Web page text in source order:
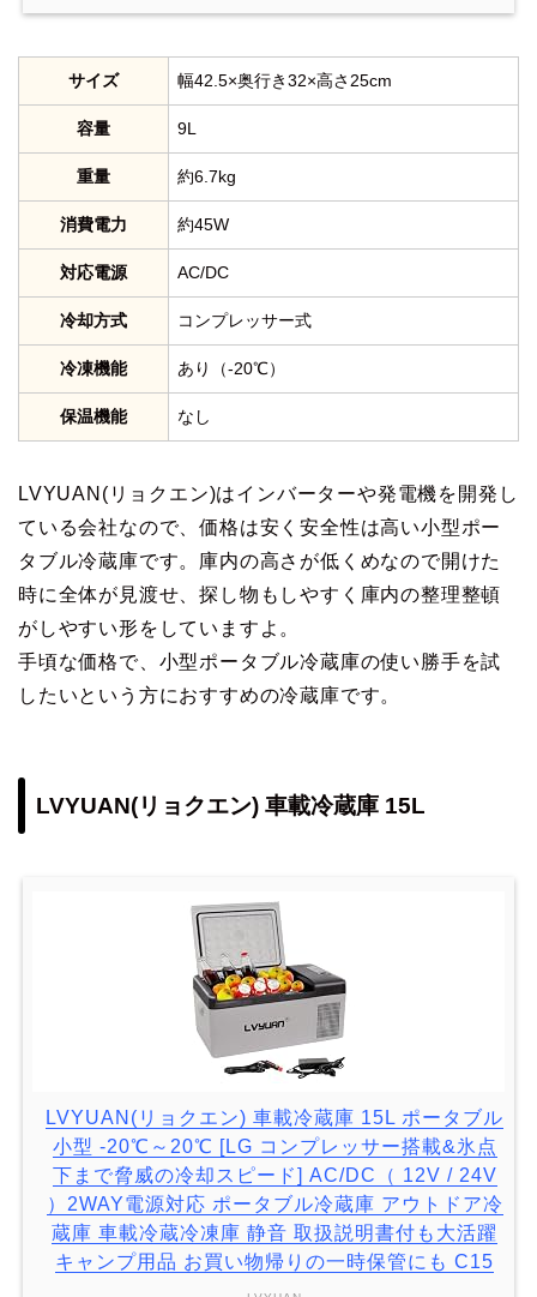
サイズ 幅42.5×奥行き32×高さ25cm
容量 9L
重量 約6.7kg
消費電力 約45W
対応電源 AC/DC
冷却方式 コンプレッサー式
冷凍機能 あり（-20℃）
保温機能 なし
LVYUAN(リョクエン)はインバーターや発電機を開発し
ている会社なので、価格は安く安全性は高い小型ポー
タブル冷蔵庫です。庫内の高さが低くめなので開けた
時に全体が見渡せ、探し物もしやすく庫内の整理整頓
がしやすい形をしていますよ。
手頃な価格で、小型ポータブル冷蔵庫の使い勝手を試
したいという方におすすめの冷蔵庫です。
LVYUAN(リョクエン) 車載冷蔵庫 15L
LVYUAN(リョクエン) 車載冷蔵庫 15L ポータブル
小型 -20℃～20℃ [LG コンプレッサー搭載&氷点
下まで脅威の冷却スピード] AC/DC（ 12V / 24V
）2WAY電源対応 ポータブル冷蔵庫 アウトドア冷
蔵庫 車載冷蔵冷凍庫 静音 取扱説明書付も大活躍
キャンプ用品 お買い物帰りの一時保管にも C15